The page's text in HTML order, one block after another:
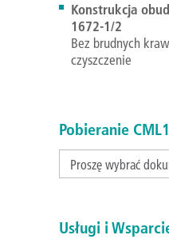
Konstrukcja
1672-1/2
Bez brudnych
czyszczenie​​​​​​​
Pobieranie
Proszę wybrać
Usługi i